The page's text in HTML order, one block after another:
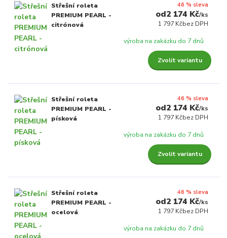
Střešní roleta
PREMIUM PEARL -
citrónová
46 % sleva
2 174 Kč/ks
1 797 Kčbez DPH
výroba na zakázku do 7 dnů
Zvolit variantu
Střešní roleta
PREMIUM PEARL -
písková
46 % sleva
2 174 Kč/ks
1 797 Kčbez DPH
výroba na zakázku do 7 dnů
Zvolit variantu
Střešní roleta
PREMIUM PEARL -
ocelová
46 % sleva
2 174 Kč/ks
1 797 Kčbez DPH
výroba na zakázku do 7 dnů